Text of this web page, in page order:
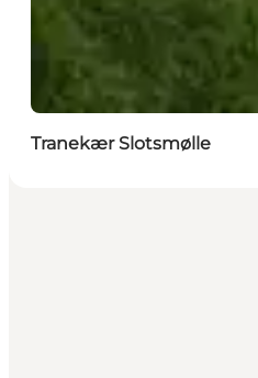
Tranekær Slotsmølle